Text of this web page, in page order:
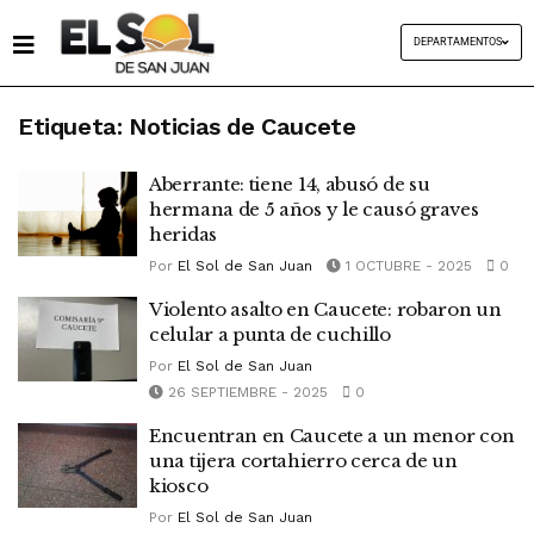
DEPARTAMENTOS
Etiqueta: Noticias de Caucete
Aberrante: tiene 14, abusó de su
hermana de 5 años y le causó graves
heridas
Por El Sol de San Juan 1 OCTUBRE - 2025 0
Violento asalto en Caucete: robaron un
celular a punta de cuchillo
Por El Sol de San Juan
26 SEPTIEMBRE - 2025
0
Encuentran en Caucete a un menor con
una tijera cortahierro cerca de un
kiosco
Por El Sol de San Juan